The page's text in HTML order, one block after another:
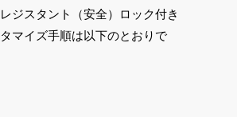
ジスタント（安全）ロック付き
マイズ手順は以下のとおりで